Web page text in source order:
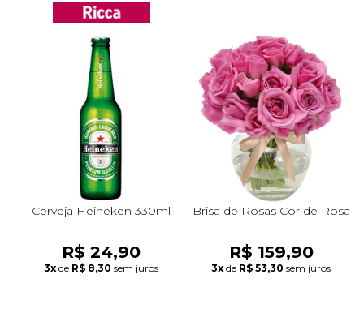
Cerveja Heineken 330ml
R$ 24,90
3x de R$ 8,30 sem juros
Brisa de Rosas Cor de Rosa
R$ 159,90
3x de R$ 53,30 sem juros